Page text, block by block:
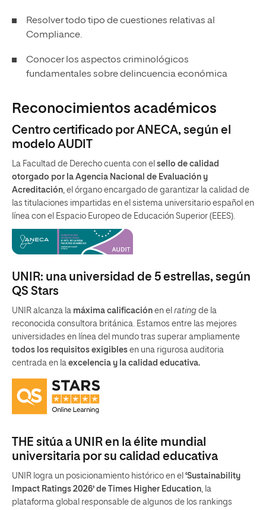
Resolver todo tipo de cuestiones relativas al
Compliance.
Conocer los aspectos criminológicos
fundamentales sobre delincuencia económica
Reconocimientos académicos
Centro certificado por ANECA, según el
modelo AUDIT
La Facultad de Derecho cuenta con el sello de calidad
otorgado por la Agencia Nacional de Evaluación y
Acreditación, el órgano encargado de garantizar la calidad de
las titulaciones impartidas en el sistema universitario español en
línea con el Espacio Europeo de Educación Superior (EEES).
UNIR: una universidad de 5 estrellas, según
QS Stars
UNIR alcanza la máxima calificación en el rating de la
reconocida consultora británica. Estamos entre las mejores
universidades en línea del mundo tras superar ampliamente
todos los requisitos exigibles en una rigurosa auditoria
centrada en la excelencia y la calidad educativa.
THE sitúa a UNIR en la élite mundial
universitaria por su calidad educativa
UNIR logra un posicionamiento histórico en el ‘Sustainability
Impact Ratings 2026’ de Times Higher Education , la
plataforma global responsable de algunos de los rankings